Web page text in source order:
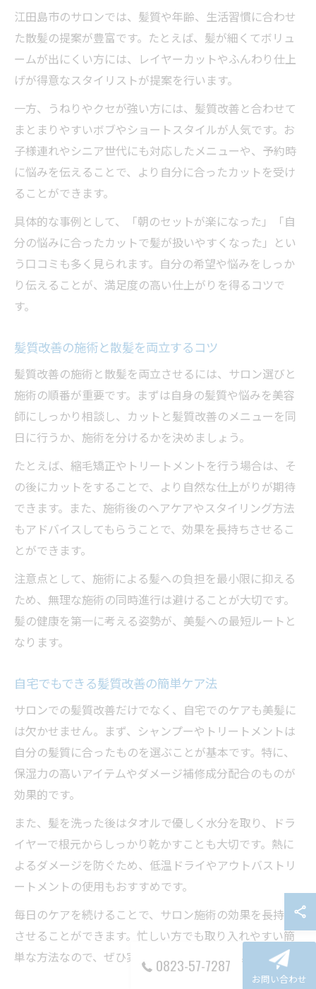
江田島市のサロンでは、髪質や年齢、生活習慣に合わせ
た散髪の提案が豊富です。たとえば、髪が細くてボリュ
ームが出にくい方には、レイヤーカットやふんわり仕上
げが得意なスタイリストが提案を行います。
一方、うねりやクセが強い方には、髪質改善と合わせて
まとまりやすいボブやショートスタイルが人気です。お
子様連れやシニア世代にも対応したメニューや、予約時
に悩みを伝えることで、より自分に合ったカットを受け
ることができます。
具体的な事例として、「朝のセットが楽になった」「自
分の悩みに合ったカットで髪が扱いやすくなった」とい
う口コミも多く見られます。自分の希望や悩みをしっか
り伝えることが、満足度の高い仕上がりを得るコツで
す。
髪質改善の施術と散髪を両立するコツ
髪質改善の施術と散髪を両立させるには、サロン選びと
施術の順番が重要です。まずは自身の髪質や悩みを美容
師にしっかり相談し、カットと髪質改善のメニューを同
日に行うか、施術を分けるかを決めましょう。
たとえば、縮毛矯正やトリートメントを行う場合は、そ
の後にカットをすることで、より自然な仕上がりが期待
できます。また、施術後のヘアケアやスタイリング方法
もアドバイスしてもらうことで、効果を長持ちさせるこ
とができます。
注意点として、施術による髪への負担を最小限に抑える
ため、無理な施術の同時進行は避けることが大切です。
髪の健康を第一に考える姿勢が、美髪への最短ルートと
なります。
自宅でもできる髪質改善の簡単ケア法
サロンでの髪質改善だけでなく、自宅でのケアも美髪に
は欠かせません。まず、シャンプーやトリートメントは
自分の髪質に合ったものを選ぶことが基本です。特に、
保湿力の高いアイテムやダメージ補修成分配合のものが
効果的です。
また、髪を洗った後はタオルで優しく水分を取り、ドラ
イヤーで根元からしっかり乾かすことも大切です。熱に
よるダメージを防ぐため、低温ドライやアウトバストリ
ートメントの使用もおすすめです。
毎日のケアを続けることで、サロン施術の効果を長持ち
させることができます。忙しい方でも取り入れやすい簡
単な方法なので、ぜひ実践してみてください。
0823-57-7287
お問い合わせ